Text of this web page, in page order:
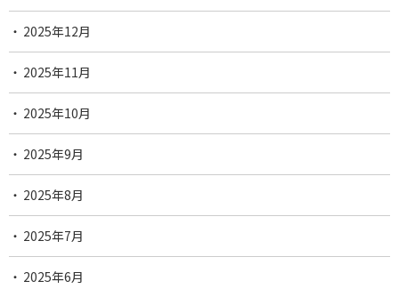
2025年12月
2025年11月
2025年10月
2025年9月
2025年8月
2025年7月
2025年6月